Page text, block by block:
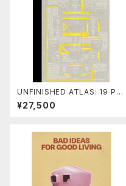
UNFINISHED ATLAS: 19 PR
OJECTS BY MANUEL HERZ
ARCHITECTS
¥27,500